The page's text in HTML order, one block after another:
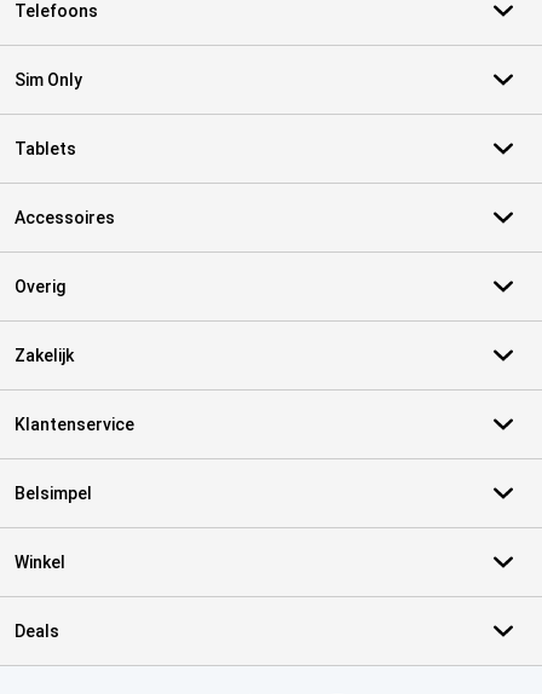
Telefoons
Sim Only
Tablets
Accessoires
Overig
Zakelijk
Klantenservice
Belsimpel
Winkel
Deals